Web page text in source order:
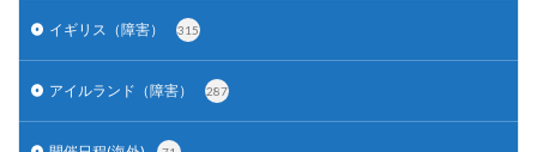
イギリス（障害） 315
アイルランド（障害） 287